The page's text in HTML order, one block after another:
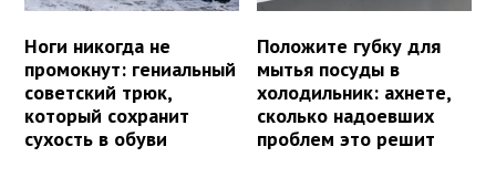
Ноги никогда не
промокнут: гениальный
советский трюк,
который сохранит
сухость в обуви
Положите губку для
мытья посуды в
холодильник: ахнете,
сколько надоевших
проблем это решит